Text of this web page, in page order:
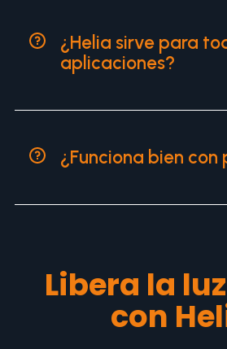
¿Helia sirve para
aplicaciones?
¿Funciona bien con
Libera la
con